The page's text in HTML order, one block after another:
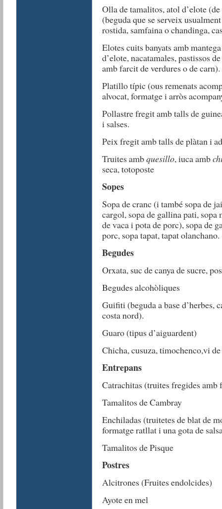
Olla de tamalitos, atol d’elote
(beguda que se serveix
rostida, samfaina o chandinga,
Elotes cuits banyats amb
d’elote, nacatamales, pastissos
amb farcit de verdures o de carn).
Platillo típic (ous remenats
alvocat, formatge i arròs
Pollastre fregit amb talls de
i salses.
Peix fregit amb talls de plàtan i
Truites ambquesillo, iuca amb
seca, totoposte
Sopes
Sopa de cranc (i també sopa de
cargol, sopa de gallina pati, sopa
de vaca i pota de porc), sopa de
porc, sopa tapat, tapat olanchano.
Begudes
Orxata, suc de canya de sucre,
Begudes alcohòliques
Guifiti (beguda a base d’herbes,
costa nord).
Guaro (tipus d’aiguardent)
Chicha, cusuza, timochenco,vi
Entrepans
Catrachitas (truites fregides
Tamalitos de Cambray
Enchiladas (truitetes de blat de
formatge ratllat i una gota de
Tamalitos de Pisque
Postres
Alcitrones (Fruites endolcides)
Ayote en mel